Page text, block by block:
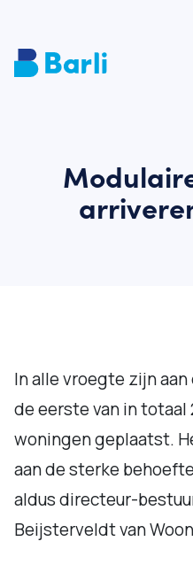
In alle vroegte zijn
de eerste van in totaal
woningen geplaatst.
aan de sterke
aldus directeur-
Beijsterveldt van